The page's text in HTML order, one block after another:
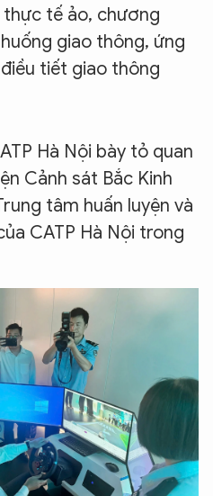
tế ảo, chương
giao thông, ứng
tiết giao thông
Hà Nội bày tỏ quan
Cảnh sát Bắc Kinh
tâm huấn luyện và
CATP Hà Nội trong